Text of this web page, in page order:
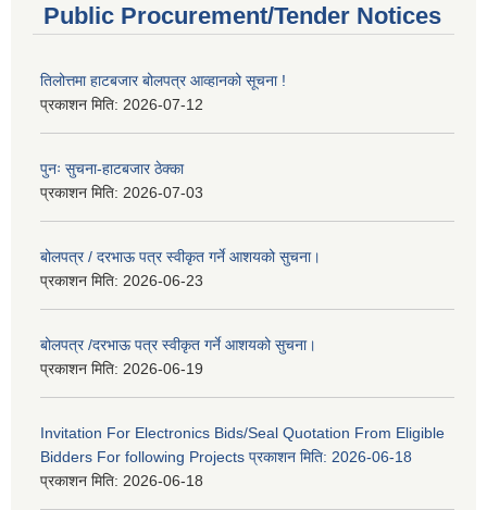
Public Procurement/Tender Notices
तिलोत्तमा हाटबजार बोलपत्र आव्हानको सूचना !
प्रकाशन मिति: 2026-07-12
पुनः सुचना-हाटबजार ठेक्का
प्रकाशन मिति: 2026-07-03
बोलपत्र / दरभाऊ पत्र स्वीकृत गर्ने आशयको सुचना।
प्रकाशन मिति: 2026-06-23
बोलपत्र /दरभाऊ पत्र स्वीकृत गर्ने आशयको सुचना।
प्रकाशन मिति: 2026-06-19
Invitation For Electronics Bids/Seal Quotation From Eligible
Bidders For following Projects प्रकाशन मिति: 2026-06-18
प्रकाशन मिति: 2026-06-18